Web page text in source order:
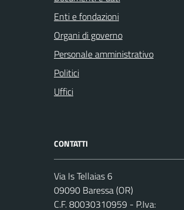
Enti e fondazioni
Organi di governo
Personale amministrativo
Politici
Uffici
CONTATTI
Via Is Tellaias 6
09090 Baressa (OR)
C.F. 80030310959 - P.Iva: